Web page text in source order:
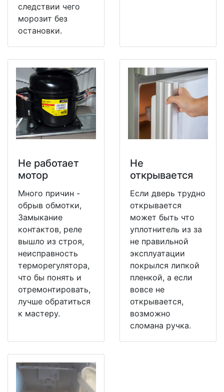
следствии чего
морозит без
остановки.
Не работает
мотор
Много причин -
обрыв обмотки,
Замыкание
контактов, реле
вышло из строя,
неисправность
терморегулятора,
что бы понять и
отремонтировать,
лучше обратиться
к мастеру.
Не
открывается
Если дверь трудно
открывается
может быть что
уплотнитель из за
не правильной
эксплуатации
покрылся липкой
пленкой, а если
вовсе не
открывается,
возможно
сломана ручка.